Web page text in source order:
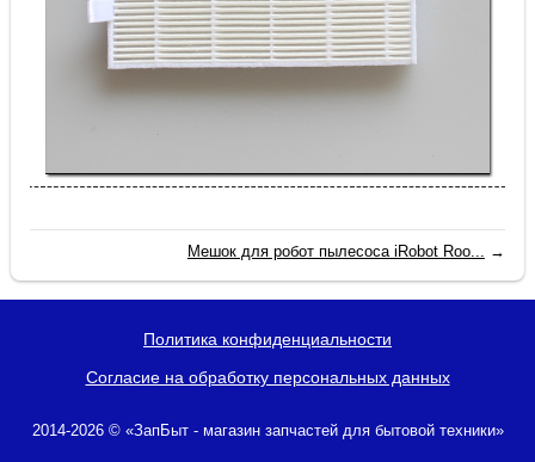
Мешок для робот пылесоса iRobot Roo... →
Политика конфиденциальности
Согласие на обработку персональных данных
2014-2026 © «ЗапБыт - магазин запчастей для бытовой техники»